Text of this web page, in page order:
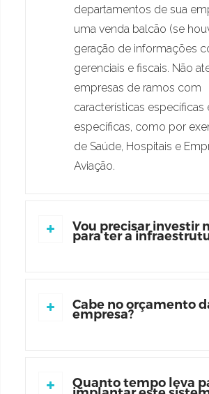
departamentos de sua
uma venda balcão (se
geração de informações
gerenciais e fiscais. Não
empresas de ramos com
características específicas
específicas, como por
de Saúde, Hospitais e
Aviação.
Vou precisar investir
para ter a
Cabe no orçamento
empresa?
Quanto tempo leva